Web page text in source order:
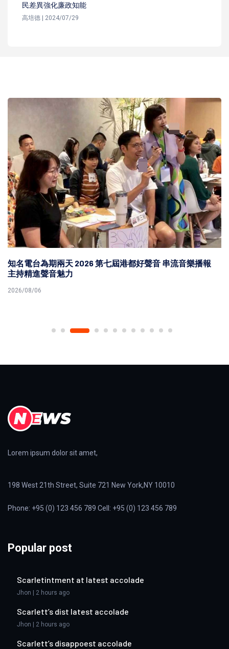
民差異強化廉政知能
高培德 | 2024/07/29
知名電台為期兩天 2026 第七屆港都好聲音 串流音樂播報
主持精進聲音魅力
2026/08/06
Lorem ipsum dolor sit amet,
198 West 21th Street, Suite 721 New York,NY 10010
Phone: +95 (0) 123 456 789 Cell: +95 (0) 123 456 789
Popular post
Scarletintment at latest accolade
Jhon | 2 hours ago
Scarlett’s dist latest accolade
Jhon | 2 hours ago
Scarlett’s disappoest accolade